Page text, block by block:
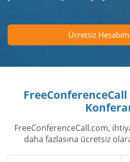
Ücretsiz
FreeConferenceCall.com,
daha fazlasına ücretsiz